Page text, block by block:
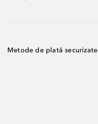
Metode de plată securizate